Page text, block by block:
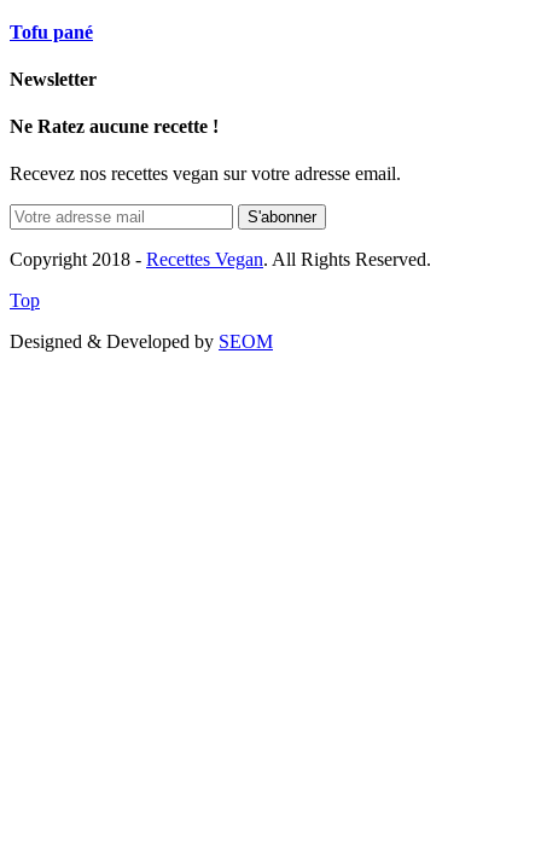
Tofu pané
Newsletter
Ne Ratez aucune recette !
Recevez nos recettes vegan sur votre adresse email.
Copyright 2018 - Recettes Vegan. All Rights Reserved.
Top
Designed & Developed by SEOM